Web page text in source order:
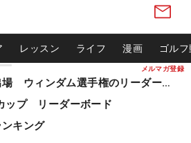
メルマガ登録
レッスン ライフ 漫画 ゴル
松山英樹ら出場 ウィンダム選手権のリーダーボード
ップ リーダーボード
キング